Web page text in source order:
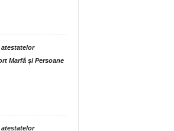
Marfă și Persoane